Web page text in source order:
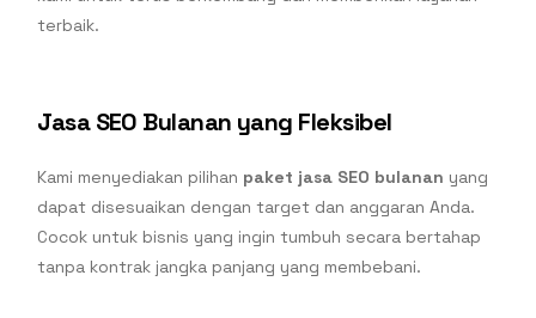
terbaik.
Jasa SEO Bulanan yang Fleksibel
Kami menyediakan pilihan paket jasa SEO bulanan yang
dapat disesuaikan dengan target dan anggaran Anda.
Cocok untuk bisnis yang ingin tumbuh secara bertahap
tanpa kontrak jangka panjang yang membebani.